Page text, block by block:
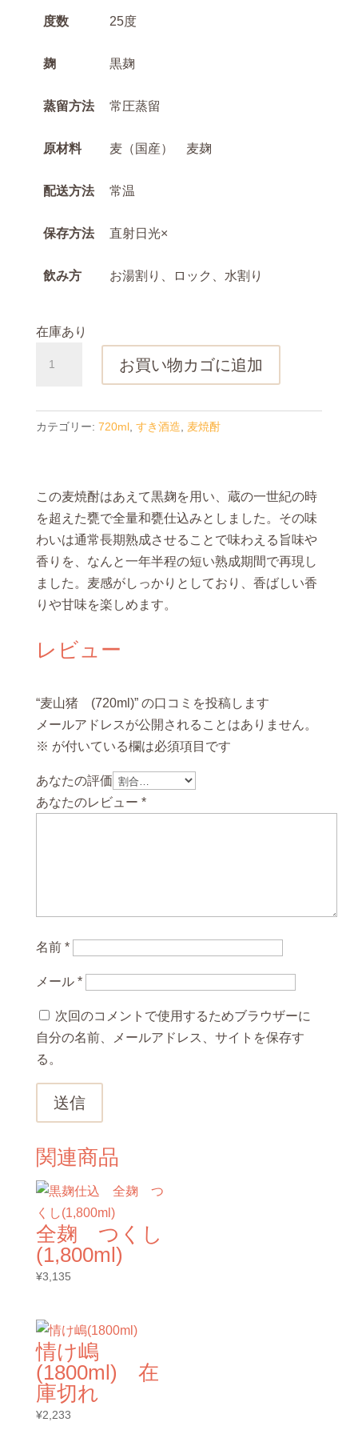
度数 25度
麹 黒麹
蒸留方法 常圧蒸留
原材料 麦（国産） 麦麹
配送方法 常温
保存方法 直射日光×
飲み方 お湯割り、ロック、水割り
在庫あり
お買い物カゴに追加
カテゴリー: 720ml, すき酒造 麦焼酎
この麦焼酎はあえて黒麹を用い、蔵の一世紀の時
を超えた甕で全量和甕仕込みとしました。その味
わいは通常長期熟成させることで味わえる旨味や
香りを、なんと一年半程の短い熟成期間で再現し
ました。麦感がしっかりとしており、香ばしい香
りや甘味を楽しめます。
レビュー
“麦山猪 (720ml)” の口コミを投稿します
メールアドレスが公開されることはありません。
※ が付いている欄は必須項目です
あなたの評価
あなたのレビュー *
名前 *
メール *
次回のコメントで使用するためブラウザーに
自分の名前、メールアドレス、サイトを保存す
る。
送信
関連商品
全麹 つくし
(1,800ml)
¥3,135
情け嶋
(1800ml) 在
庫切れ
¥2,233